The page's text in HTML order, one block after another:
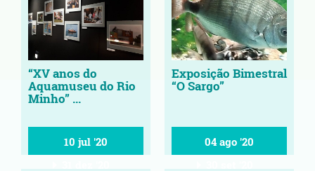
“XV anos do
Aquamuseu do Rio
Minho” ...
10 jul '20
Exposição Bimestral
“O Sargo”
04 ago '20